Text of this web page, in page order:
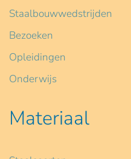
Staalbouwwedstrijden
Bezoeken
Opleidingen
Onderwijs
Materiaal